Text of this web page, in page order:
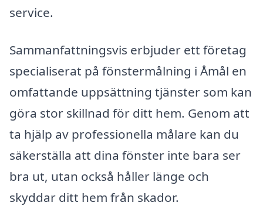
service.
Sammanfattningsvis erbjuder ett företag
specialiserat på fönstermålning i Åmål en
omfattande uppsättning tjänster som kan
göra stor skillnad för ditt hem. Genom att
ta hjälp av professionella målare kan du
säkerställa att dina fönster inte bara ser
bra ut, utan också håller länge och
skyddar ditt hem från skador.